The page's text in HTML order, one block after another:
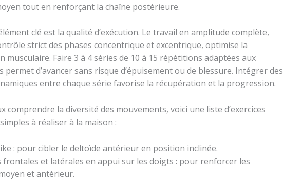
tout en renforçant la chaîne postérieure.
clé est la qualité d’exécution. Le travail en amplitude complète,
strict des phases concentrique et excentrique, optimise la
musculaire. Faire 3 à 4 séries de 10 à 15 répétitions adaptées aux
permet d’avancer sans risque d’épuisement ou de blessure. Intégrer des
entre chaque série favorise la récupération et la progression.
comprendre la diversité des mouvements, voici une liste d’exercices
à réaliser à la maison :
: pour cibler le deltoïde antérieur en position inclinée.
frontales et latérales en appui sur les doigts : pour renforcer les
et antérieur.